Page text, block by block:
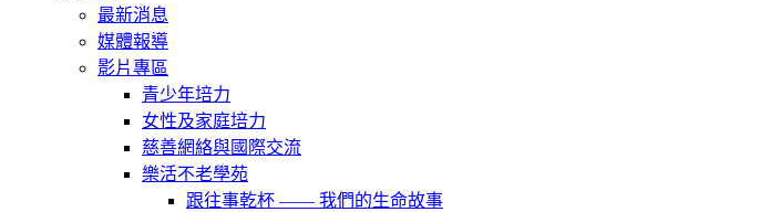
最新消息
媒體報導
影片專區
青少年培力
女性及家庭培力
慈善網絡與國際交流
樂活不老學苑
跟往事乾杯 —— 我們的生命故事